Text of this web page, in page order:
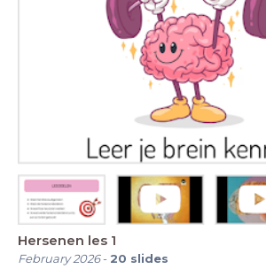
Hersenen les 1
February 2026- 20 slides